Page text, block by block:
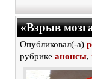
«Взрыв
Опубликовал(-а)
рубрике анонсы,